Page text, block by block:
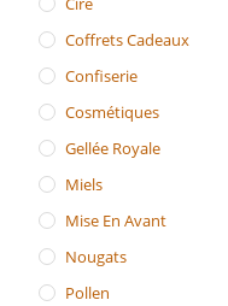
Coffrets Cadeaux
Confiserie
Cosmétiques
Gellée Royale
Miels
Mise En Avant
Nougats
Pollen